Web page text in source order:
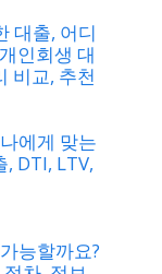
대출, 어디
인회생 대
비교, 추천
에게 맞는
DTI, LTV,
능할까요?